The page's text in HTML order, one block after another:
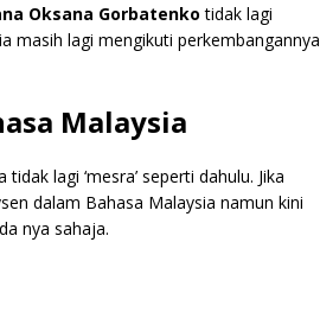
Oksana Gorbatenko tidak lagi
masih lagi mengikuti perkembangannya
Malaysia
lagi ‘mesra’ seperti dahulu. Jika
dalam Bahasa Malaysia namun kini
nya sahaja.